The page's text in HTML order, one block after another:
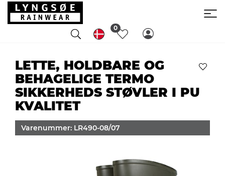
0
LETTE, HOLDBARE OG
BEHAGELIGE TERMO
SIKKERHEDS STØVLER I PU
KVALITET
Varenummer: LR490-08/07